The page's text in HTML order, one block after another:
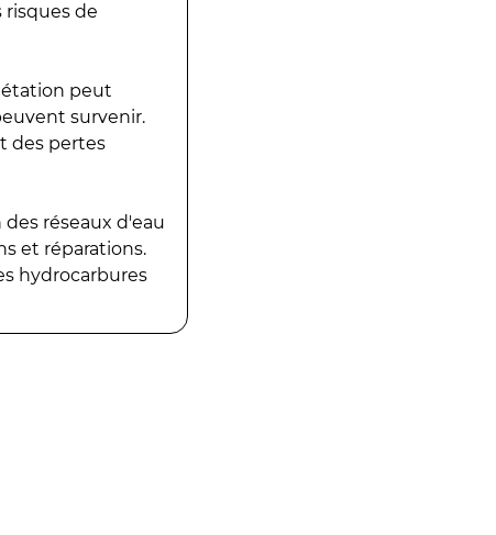
risques de
peut
survenir.
des pertes
réseaux d'eau
et réparations.
hydrocarbures